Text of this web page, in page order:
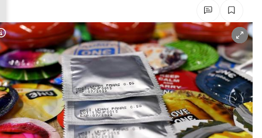
Untermenü
Untermenü
Untermenü
Untermenü
Copyright-Hinweis öffnen/schließen